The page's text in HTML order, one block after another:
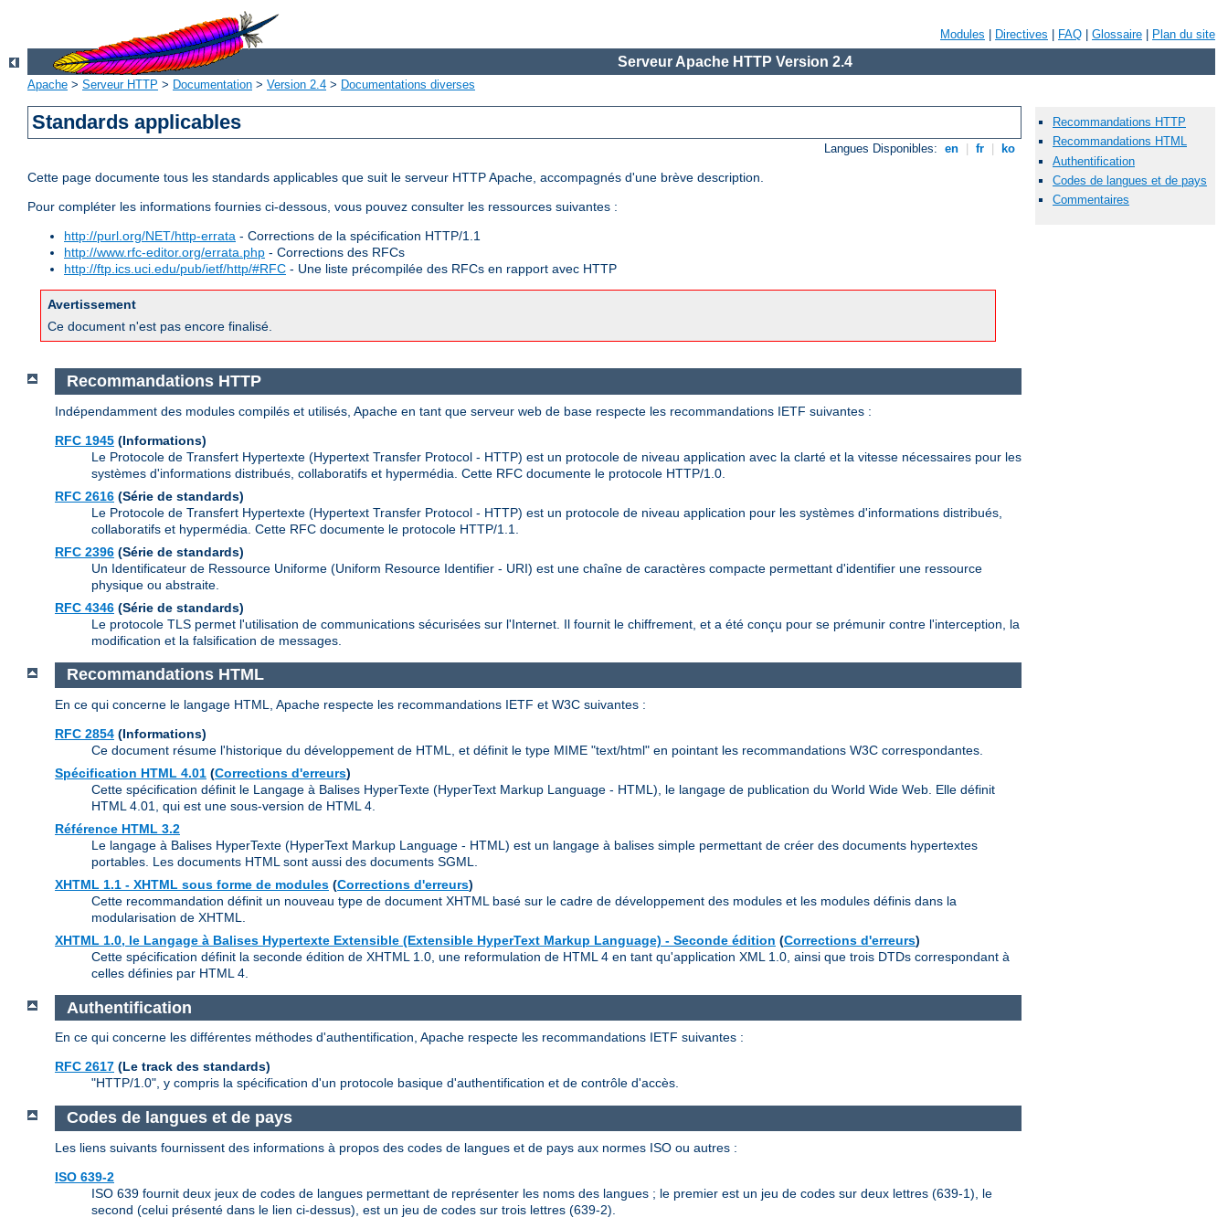
Modules Directives FAQ Glossaire Plan du site
Serveur Apache HTTP Version 2.4
Apache > Serveur HTTP > Documentation > Version 2.4 > Documentations diverses
Standards applicables
Langues Disponibles: en fr ko
Cette page documente tous les standards applicables que suit le serveur HTTP Apache, accompagnés d'une brève description.
Pour compléter les informations fournies ci-dessous, vous pouvez consulter les ressources suivantes :
http://purl.org/NET/http-errata - Corrections de la spécification HTTP/1.1
http://www.rfc-editor.org/errata.php - Corrections des RFCs
http://ftp.ics.uci.edu/pub/ietf/http/#RFC - Une liste précompilée des RFCs en rapport avec HTTP
Avertissement
Ce document n'est pas encore finalisé.
Recommandations HTTP
Recommandations HTML
Authentification
Codes de langues et de pays
Commentaires
Recommandations HTTP
Indépendamment des modules compilés et utilisés, Apache en tant que serveur web de base respecte les recommandations IETF suivantes :
RFC 1945 (Informations)
Le Protocole de Transfert Hypertexte (Hypertext Transfer Protocol - HTTP) est un protocole de niveau application avec la clarté et la vitesse nécessaires pour les
systèmes d'informations distribués, collaboratifs et hypermédia. Cette RFC documente le protocole HTTP/1.0.
RFC 2616 (Série de standards)
Le Protocole de Transfert Hypertexte (Hypertext Transfer Protocol - HTTP) est un protocole de niveau application pour les systèmes d'informations distribués,
collaboratifs et hypermédia. Cette RFC documente le protocole HTTP/1.1.
RFC 2396 (Série de standards)
Un Identificateur de Ressource Uniforme (Uniform Resource Identifier - URI) est une chaîne de caractères compacte permettant d'identifier une ressource
physique ou abstraite.
RFC 4346 (Série de standards)
Le protocole TLS permet l'utilisation de communications sécurisées sur l'Internet. Il fournit le chiffrement, et a été conçu pour se prémunir contre l'interception, la
modification et la falsification de messages.
Recommandations HTML
En ce qui concerne le langage HTML, Apache respecte les recommandations IETF et W3C suivantes :
RFC 2854 (Informations)
Ce document résume l'historique du développement de HTML, et définit le type MIME "text/html" en pointant les recommandations W3C correspondantes.
Spécification HTML 4.01 (Corrections d'erreurs)
Cette spécification définit le Langage à Balises HyperTexte (HyperText Markup Language - HTML), le langage de publication du World Wide Web. Elle définit
HTML 4.01, qui est une sous-version de HTML 4.
Référence HTML 3.2
Le langage à Balises HyperTexte (HyperText Markup Language - HTML) est un langage à balises simple permettant de créer des documents hypertextes
portables. Les documents HTML sont aussi des documents SGML.
XHTML 1.1 - XHTML sous forme de modules (Corrections d'erreurs)
Cette recommandation définit un nouveau type de document XHTML basé sur le cadre de développement des modules et les modules définis dans la
modularisation de XHTML.
XHTML 1.0, le Langage à Balises Hypertexte Extensible (Extensible HyperText Markup Language) - Seconde édition (Corrections d'erreurs)
Cette spécification définit la seconde édition de XHTML 1.0, une reformulation de HTML 4 en tant qu'application XML 1.0, ainsi que trois DTDs correspondant à
celles définies par HTML 4.
Authentification
En ce qui concerne les différentes méthodes d'authentification, Apache respecte les recommandations IETF suivantes :
RFC 2617 (Le track des standards)
"HTTP/1.0", y compris la spécification d'un protocole basique d'authentification et de contrôle d'accès.
Codes de langues et de pays
Les liens suivants fournissent des informations à propos des codes de langues et de pays aux normes ISO ou autres :
ISO 639-2
ISO 639 fournit deux jeux de codes de langues permettant de représenter les noms des langues ; le premier est un jeu de codes sur deux lettres (639-1), le
second (celui présenté dans le lien ci-dessus), est un jeu de codes sur trois lettres (639-2).